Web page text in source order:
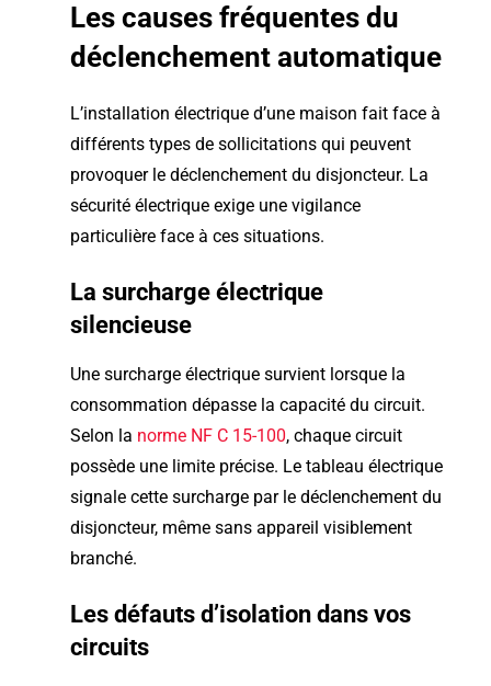
Les causes fréquentes du
déclenchement automatique
L’installation électrique d’une maison fait face à
différents types de sollicitations qui peuvent
provoquer le déclenchement du disjoncteur. La
sécurité électrique exige une vigilance
particulière face à ces situations.
La surcharge électrique
silencieuse
Une surcharge électrique survient lorsque la
consommation dépasse la capacité du circuit.
Selon la norme NF C 15-100, chaque circuit
possède une limite précise. Le tableau électrique
signale cette surcharge par le déclenchement du
disjoncteur, même sans appareil visiblement
branché.
Les défauts d’isolation dans vos
circuits